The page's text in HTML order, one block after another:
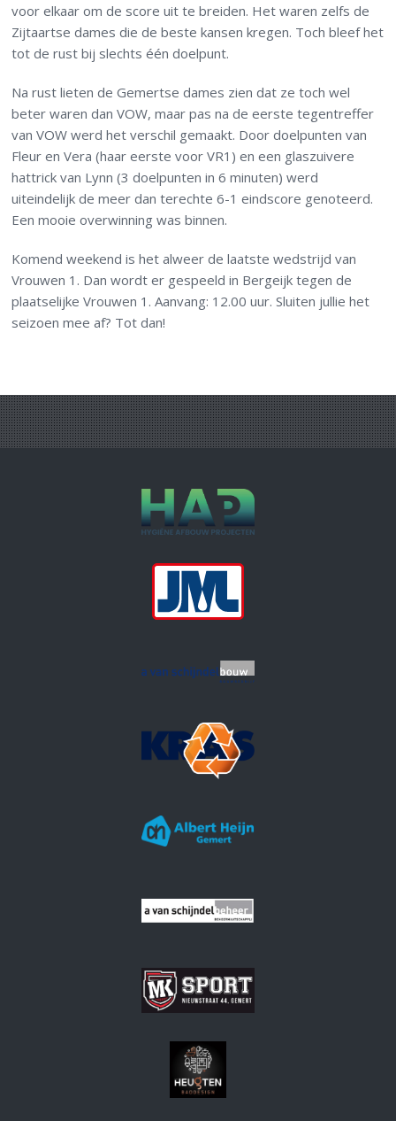
voor elkaar om de score uit te breiden. Het waren zelfs de
Zijtaartse dames die de beste kansen kregen. Toch bleef het
tot de rust bij slechts één doelpunt.
Na rust lieten de Gemertse dames zien dat ze toch wel
beter waren dan VOW, maar pas na de eerste tegentreffer
van VOW werd het verschil gemaakt. Door doelpunten van
Fleur en Vera (haar eerste voor VR1) en een glaszuivere
hattrick van Lynn (3 doelpunten in 6 minuten) werd
uiteindelijk de meer dan terechte 6-1 eindscore genoteerd.
Een mooie overwinning was binnen.
Komend weekend is het alweer de laatste wedstrijd van
Vrouwen 1. Dan wordt er gespeeld in Bergeijk tegen de
plaatselijke Vrouwen 1. Aanvang: 12.00 uur. Sluiten jullie het
seizoen mee af? Tot dan!